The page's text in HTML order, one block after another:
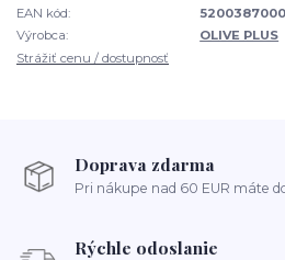
EAN kód:
Výrobca:
OLIVE PLUS
Strážiť cenu / dostupnosť
Doprava zdarma
Pri nákupe nad 60 EUR máte
Rýchle odoslanie